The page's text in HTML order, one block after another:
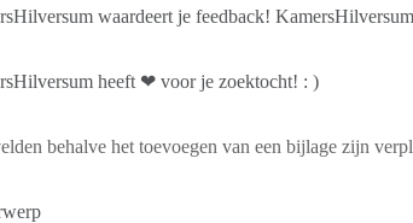
waardeert je feedback!
heeft ❤ voor je zoektocht! : )
behalve het toevoegen van een bijlage zijn